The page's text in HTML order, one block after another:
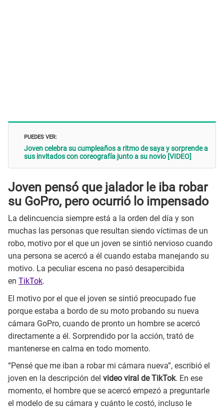
PUEDES VER:
Joven celebra su cumpleaños a ritmo de saya y sorprende a
sus invitados con coreografía junto a su novio [VIDEO]
Joven pensó que jalador le iba robar
su GoPro, pero ocurrió lo impensado
La delincuencia siempre está a la orden del día y son
muchas las personas que resultan siendo víctimas de un
robo, motivo por el que un joven se sintió nervioso cuando
una persona se acercó a él cuando estaba manejando su
motivo. La peculiar escena no pasó desapercibida
en TikTok.
El motivo por el que el joven se sintió preocupado fue
porque estaba a bordo de su moto probando su nueva
cámara GoPro, cuando de pronto un hombre se acercó
directamente a él. Sorprendido por la acción, trató de
mantenerse en calma en todo momento.
“Pensé que me iban a robar mi cámara nueva”, escribió el
joven en la descripción del video viral de TikTok. En ese
momento, el hombre que se acercó empezó a preguntarle
el modelo de su cámara y cuánto le costó, incluso le